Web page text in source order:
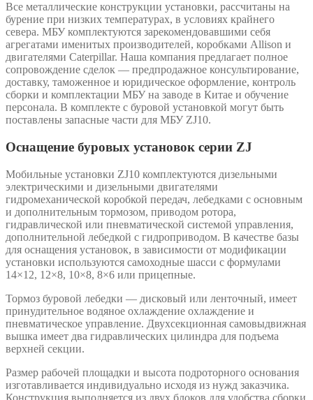
Все металлические конструкции установки, рассчитаны на
бурение при низких температурах, в условиях крайнего
севера. МБУ комплектуются зарекомендовавшими себя
агрегатами именитых производителей, коробками Allison и
двигателями Caterpillar. Наша компания предлагает полное
сопровождение сделок — предпродажное консультирование,
доставку, таможенное и юридическое оформление, контроль
сборки и комплектации МБУ на заводе в Китае и обучение
персонала. В комплекте с буровой установкой могут быть
поставлены запасные части для МБУ ZJ10.
Оснащение буровых установок серии ZJ
Мобильные установки ZJ10 комплектуются дизельными
электрическими и дизельными двигателями
гидромеханической коробкой передач, лебедками с основным
и дополнительным тормозом, приводом ротора,
гидравлической или пневматической системой управления,
дополнительной лебедкой с гидроприводом. В качестве базы
для оснащения установок, в зависимости от модификации
установки используются самоходные шасси с формулами
14×12, 12×8, 10×8, 8×6 или прицепные.
Тормоз буровой лебедки — дисковый или ленточный, имеет
принудительное водяное охлаждение охлаждение и
пневматическое управление. Двухсекционная самовыдвижная
вышка имеет два гидравлических цилиндра для подъема
верхней секции.
Размер рабочей площадки и высота подроторного основания
изготавливается индивидуально исходя из нужд заказчика.
Конструкция выполняется из двух блоков для удобства сборки